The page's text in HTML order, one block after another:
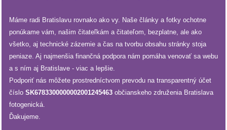
z
médií
videá
vychádzky
/
knihy
Máme radi Bratislavu rovnako ako vy. Naše články a fotky ochotne
ponúkame vám, našim čitateľkám a čitateľom, bezplatne, ale ako
všetko, aj technické zázemie a čas na tvorbu obsahu stránky stoja
peniaze. Aj najmenšia finančná podpora nám pomáha venovať sa webu
a s ním aj Bratislave - viac a lepšie.
Podporiť nás môžete prostredníctvom prevodu na transparentný účet
číslo SK6783300000002001245463 občianskeho združenia Bratislava
fotogenická.
Ďakujeme.